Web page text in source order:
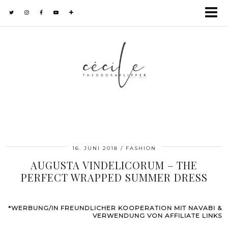
16. JUNI 2018 FASHION
AUGUSTA VINDELICORUM – THE
PERFECT WRAPPED SUMMER DRESS
*WERBUNG/IN FREUNDLICHER KOOPERATION MIT NAVABI &
VERWENDUNG VON AFFILIATE LINKS